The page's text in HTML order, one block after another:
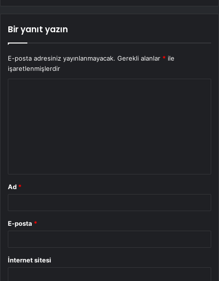
Bir yanıt yazın
E-posta adresiniz yayınlanmayacak. Gerekli alanlar * ile
işaretlenmişlerdir
Ad *
E-posta *
İnternet sitesi